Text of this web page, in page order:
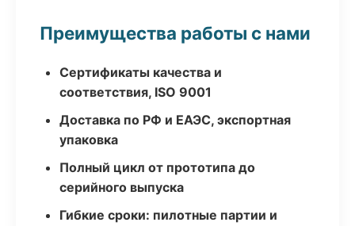
Преимущества работы с нами
Сертификаты качества и
соответствия, ISO 9001
Доставка по РФ и ЕАЭС, экспортная
упаковка
Полный цикл от прототипа до
серийного выпуска
Гибкие сроки: пилотные партии и